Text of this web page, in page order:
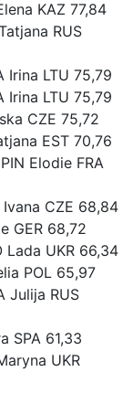
KAZ 77,84
RUS
Irina LTU 75,79
Irina LTU 75,79
CZE 75,72
EST 70,76
Elodie FRA
Ivana CZE 68,84
GER 68,72
Lada UKR 66,34
POL 65,97
Julija RUS
SPA 61,33
UKR